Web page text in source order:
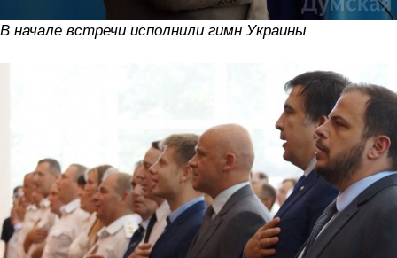
В начале встречи исполнили гимн Украины